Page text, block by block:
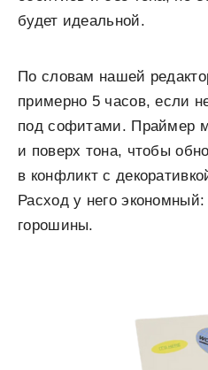
будет идеальной.
По словам нашей
примерно 5 часов, если
под софитами. Праймер
и поверх тона, чтобы
в конфликт с
Расход у него
горошины.